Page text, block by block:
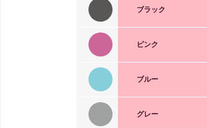
Charming
Brown
Misty
Peach
Honey
Brown
1dayUV高含水
1day Pixie
Cream
1dayUV高含水
HAZEL
ブラック
1day
Elegant
ピンク
1day Pixie
Greige
ブルー
1day Pixie
グレー